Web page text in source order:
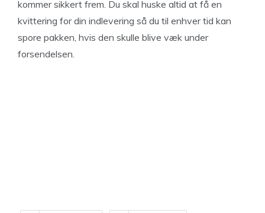
kommer sikkert frem. Du skal huske altid at få en
kvittering for din indlevering så du til enhver tid kan
spore pakken, hvis den skulle blive væk under
forsendelsen.